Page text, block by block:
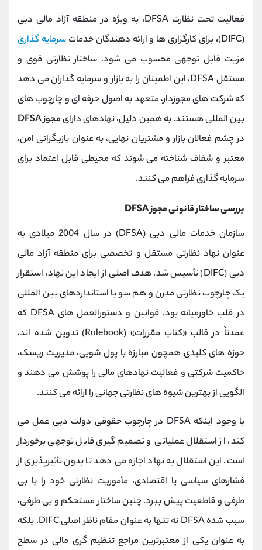
فعالیت تحت نظارت DFSA، به ویژه در منطقه آزاد مالی دبی
(DIFC)، برای کارگزاری‌ ها و ارائه ‌دهندگان خدمات
سرمایه‌ گذاری
مزیت قابل توجهی محسوب می ‌شود. ساختار نظارتی قوی و
مستقل DFSA، این اطمینان را به بازار و سرمایه‌ گذاران می ‌دهد
که شرکت‌ های مجوزدار، متعهد به اصول حرفه ‌ای و چارچوب ‌های
بین ‌المللی هستند. به همین دلیل، نهادهای دارایمجوز DFSA
در چشم فعالان بازار و مشتریان نهایی، به عنوان بازیگرانی امن،
معتبر و شفاف شناخته می‌ شوند که محیطی قابل اعتماد برای
سرمایه ‌گذاری فراهم می‌ کنند.
بررسی ساختار قانونی مجوز DFSA
سازمان خدمات مالی دبی (DFSA) در سال 2004 میلادی به‌
عنوان نهاد نظارتی مستقل و تخصصی برای منطقه آزاد مالی
دبی (DIFC) تأسیس شد. هدف اصلی از ایجاد این نهاد، استقرار
یک چارچوب نظارتی مدرن و هم‌ سو با استانداردهای بین ‌المللی
در قلب خاورمیانه بود. قوانین و دستورالعمل‌ های DFSA که
عمدتاً در قالب «کتاب مقررات» (Rulebook) تدوین شده ‌اند،
حوزه‌ های کلیدی همچون مبارزه با پول‌ شویی، مدیریت ریسک،
حاکمیت شرکتی و فعالیت نهادهای مالی را پوشش می ‌دهند و
الگویی از بهترین شیوه ‌های نظارتی جهانی را ارائه می‌ کنند.
با وجود اینکه DFSA در چارچوب حقوقی دولت دبی عمل می
‌کند، از استقلال عملیاتی و تصمیم ‌گیری قابل ‌توجهی برخوردار
است. این استقلال به نهاد اجازه می‌ دهد تا بدون تأثیرپذیری از
فشارهای سیاسی یا اقتصادی، مأموریت نظارتی خود را با بی‌
طرفی و قاطعیت پیش ببرد. چنین ساختار مستحکم و بی‌ طرفی،
سبب شده DFSA نه ‌تنها به عنوان مقام ناظر اصلی DIFC، بلکه
به ‌عنوان یکی از معتبرترین مراجع تنظیم ‌گری مالی در سطح